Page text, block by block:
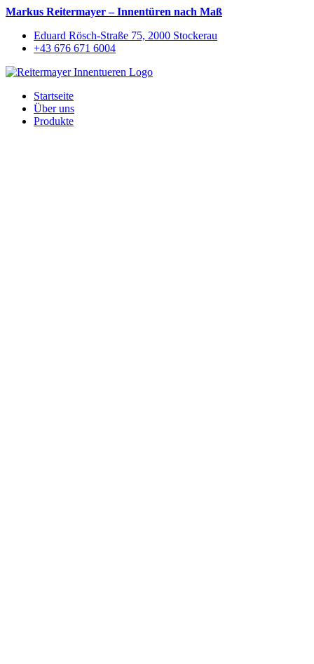
Markus Reitermayer – Innentüren nach Maß
Eduard Rösch-Straße 75, 2000 Stockerau
+43 676 671 6004
Startseite
Über uns
Produkte